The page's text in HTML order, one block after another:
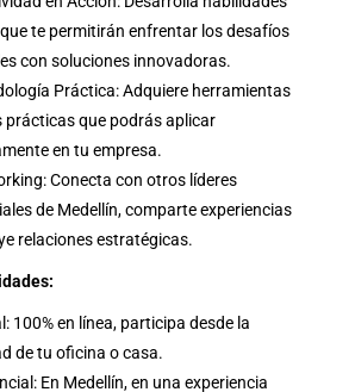
te permitirán enfrentar los desafíos
con soluciones innovadoras.
Práctica: Adquiere herramientas
prácticas que podrás aplicar
en tu empresa.
Conecta con otros líderes
de Medellín, comparte experiencias
relaciones estratégicas.
100% en línea, participa desde la
de tu oficina o casa.
En Medellín, en una experiencia